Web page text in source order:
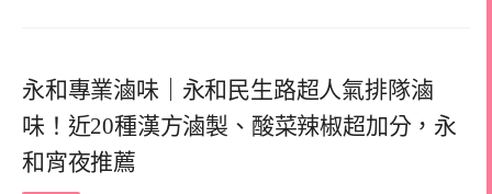
永和專業滷味｜永和民生路超人氣排隊滷
味！近20種漢方滷製、酸菜辣椒超加分，永
和宵夜推薦